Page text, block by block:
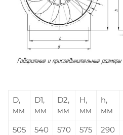
D,
мм
D1,
мм
D2,
мм
H,
мм
h,
мм
505
540 570 575 290